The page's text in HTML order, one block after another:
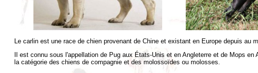
Le carlin est une race de chien provenant de Chine et existant en Europe depuis au
Il est connu sous l'appellation de Pug aux États-Unis et en Angleterre et de Mops
la catégorie des chiens de compagnie et des molossoïdes ou molosses.